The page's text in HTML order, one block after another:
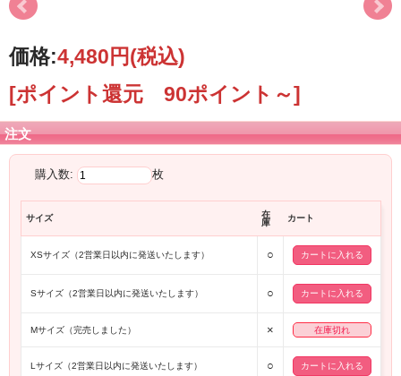
価格:4,480円(税込)
[ポイント還元 90ポイント～]
注文
購入数: 枚
サイズ
在
庫
カート
XSサイズ（2営業日以内に発送いたします） ○
Sサイズ（2営業日以内に発送いたします） ○
Mサイズ（完売しました） × 在庫切れ
Lサイズ（2営業日以内に発送いたします） ○